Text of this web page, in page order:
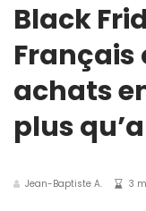
Black
Français
achats
plus
Jean-Baptiste A. 3